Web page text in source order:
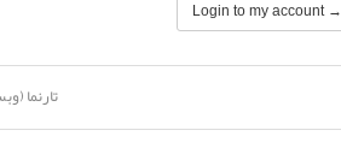
Login to my account →
تارنما